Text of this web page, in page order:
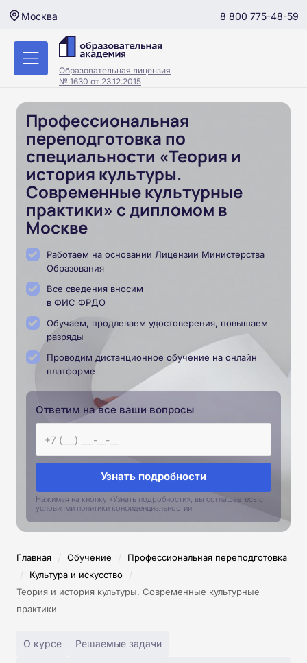
Москва 8 800 775-48-59
Образовательная лицензия
№ 1630 от 23.12.2015
Профессиональная
переподготовка по
специальности «Теория и
история культуры.
Современные культурные
практики» с дипломом в
Москве
Работаем на основании Лицензии Министерства
Образования
Все сведения вносим
в ФИС ФРДО
Обучаем, продлеваем удостоверения, повышаем
разряды
Проводим дистанционное обучение на онлайн
платформе
Ответим на все ваши вопросы
Узнать подробности
Нажимая на кнопку «Узнать подробности», вы соглашаетесь с
условиями политики конфиденциальностии
Главная / Обучение / Профессиональная переподготовка
/ Культура и искусство /
Теория и история культуры. Современные культурные
практики
О курсе Решаемые задачи